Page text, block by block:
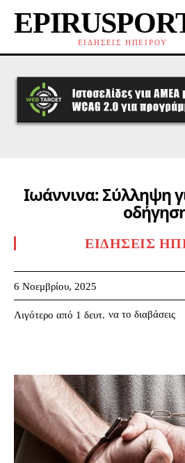
ΕΙΔΗΣΕΙΣ ΗΠΕΙΡΟΥ
Ιωάννινα: Σύλληψη
ΕΙΔΉΣΕΙΣ
6 Νοεμβρίου, 2025
Λιγότερο από 1 δευτ. να το διαβάσεις